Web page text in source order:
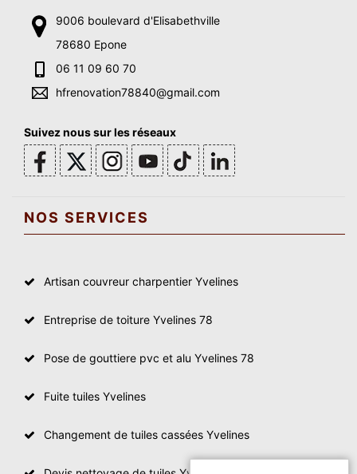
9006 boulevard d'Elisabethville
78680 Epone
06 11 09 60 70
hfrenovation78840@gmail.com
Suivez nous sur les réseaux
NOS SERVICES
Artisan couvreur charpentier Yvelines
Entreprise de toiture Yvelines 78
Pose de gouttiere pvc et alu Yvelines 78
Fuite tuiles Yvelines
Changement de tuiles cassées Yvelines